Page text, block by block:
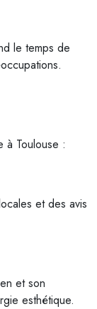
le temps de
à Toulouse :
et des avis
et son
esthétique.